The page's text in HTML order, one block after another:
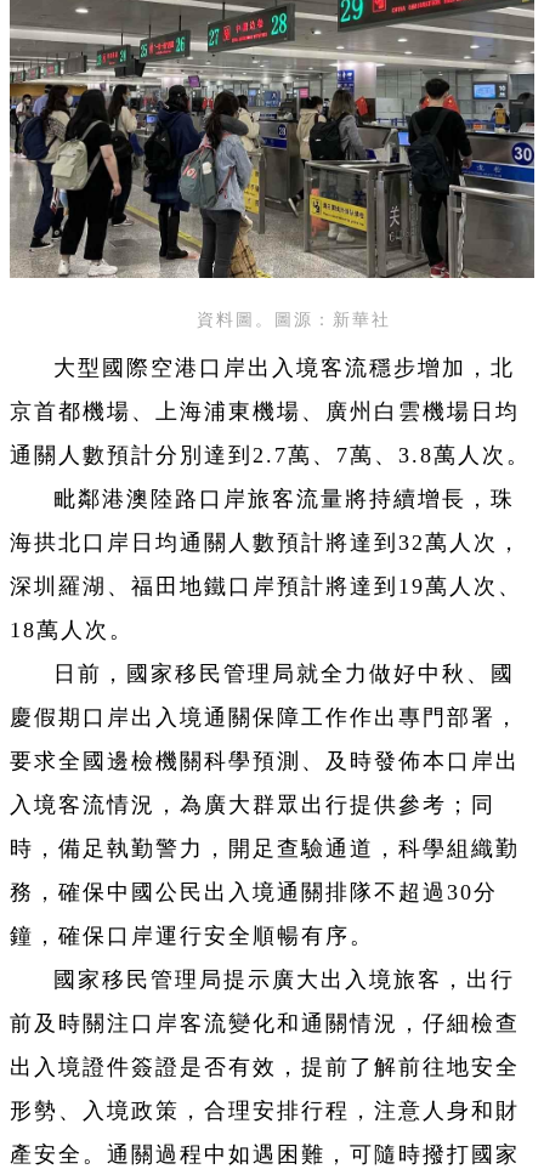
資料圖。圖源：新華社
大型國際空港口岸出入境客流穩步增加，北
京首都機場、上海浦東機場、廣州白雲機場日均
通關人數預計分別達到2.7萬、7萬、3.8萬人次。
毗鄰港澳陸路口岸旅客流量將持續增長，珠
海拱北口岸日均通關人數預計將達到32萬人次，
深圳羅湖、福田地鐵口岸預計將達到19萬人次、
18萬人次。
日前，國家移民管理局就全力做好中秋、國
慶假期口岸出入境通關保障工作作出專門部署，
要求全國邊檢機關科學預測、及時發佈本口岸出
入境客流情況，為廣大群眾出行提供參考；同
時，備足執勤警力，開足查驗通道，科學組織勤
務，確保中國公民出入境通關排隊不超過30分
鐘，確保口岸運行安全順暢有序。
國家移民管理局提示廣大出入境旅客，出行
前及時關注口岸客流變化和通關情況，仔細檢查
出入境證件簽證是否有效，提前了解前往地安全
形勢、入境政策，合理安排行程，注意人身和財
產安全。通關過程中如遇困難，可隨時撥打國家